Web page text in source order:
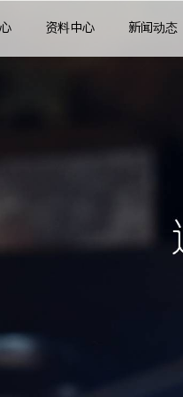
资料中心 新闻动态